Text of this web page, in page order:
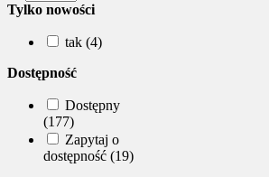
Tylko nowości
tak (4)
Dostępność
Dostępny
(177)
Zapytaj o
dostępność (19)